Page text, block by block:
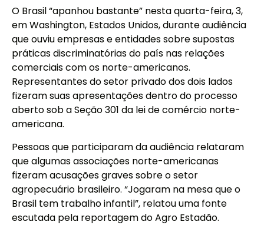
O Brasil “apanhou bastante” nesta quarta-feira, 3,
em Washington, Estados Unidos, durante audiência
que ouviu empresas e entidades sobre supostas
práticas discriminatórias do país nas relações
comerciais com os norte-americanos.
Representantes do setor privado dos dois lados
fizeram suas apresentações dentro do processo
aberto sob a Seção 301 da lei de comércio norte-
americana.
Pessoas que participaram da audiência relataram
que algumas associações norte-americanas
fizeram acusações graves sobre o setor
agropecuário brasileiro. “Jogaram na mesa que o
Brasil tem trabalho infantil”, relatou uma fonte
escutada pela reportagem do Agro Estadão.